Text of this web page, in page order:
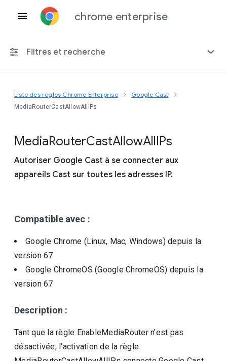
chrome enterprise
Filtres et recherche
Toute plate-forme
Inclure les règles obsolètes
Liste des règles Chrome Enterprise Google Cast
MediaRouterCastAllowAllIPs
MediaRouterCastAllowAllIPs
Autoriser Google Cast à se connecter aux
appareils Cast sur toutes les adresses IP.
Compatible avec :
Google Chrome (Linux, Mac, Windows)depuis la
version67
Google ChromeOS (Google ChromeOS) depuis la
version67
Description :
Tant que la règle EnableMediaRouter n'est pas
désactivée, l'activation de la règle